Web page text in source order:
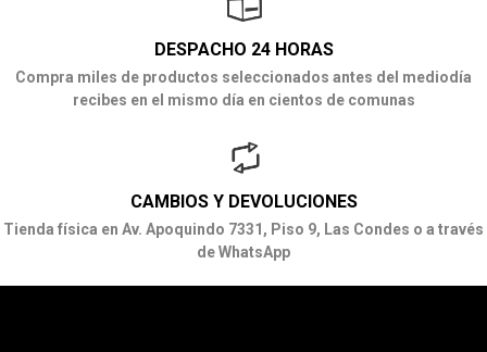
DESPACHO 24 HORAS
Compra miles de productos seleccionados antes del mediodía
recibes en el mismo día en cientos de comunas
CAMBIOS Y DEVOLUCIONES
Tienda física en Av. Apoquindo 7331, Piso 9, Las Condes o a través
de WhatsApp